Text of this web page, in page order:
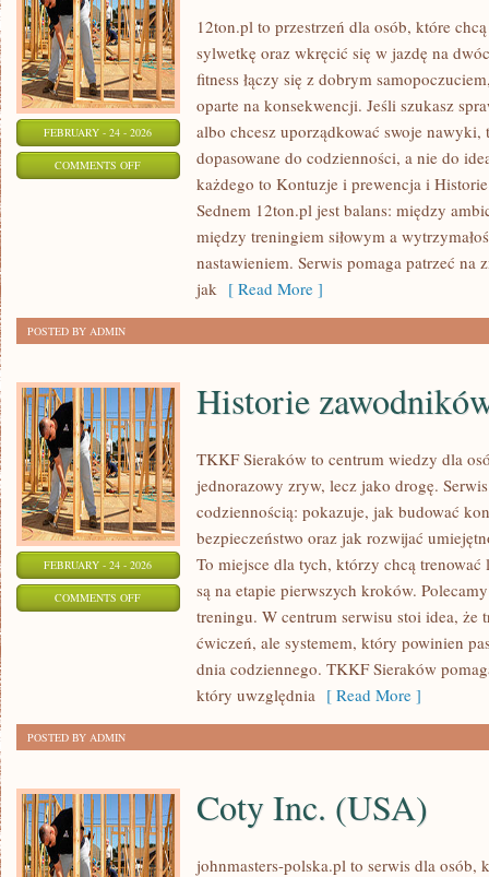
FEBRUARY - 24 - 2026
COMMENTS OFFON
12ton.pl to przestrzeń dla osób, które
sylwetkę oraz wkręcić się w jazdę na
fitness łączy się z dobrym
oparte na konsekwencji. Jeśli szukasz
albo chcesz uporządkować swoje
dopasowane do codzienności, a nie do
każdego to Kontuzje i prewencja i
Sednem 12ton.pl jest balans: między
między treningiem siłowym a
nastawieniem. Serwis pomaga patrzeć na
jak [ Read More ]
POSTED BY ADMIN
FEBRUARY - 24 - 2026
COMMENTS OFFON
ZAWODNIKÓW
TRENERÓW
Historie
TKKF Sieraków to centrum wiedzy dla
jednorazowy zryw, lecz jako drogę.
codziennością: pokazuje, jak budować
bezpieczeństwo oraz jak rozwijać
To miejsce dla tych, którzy chcą
są na etapie pierwszych kroków.
treningu. W centrum serwisu stoi idea,
ćwiczeń, ale systemem, który powinien
dnia codziennego. TKKF Sieraków
który uwzględnia [ Read More ]
POSTED BY ADMIN
Coty Inc. (USA)
johnmasters-polska.pl to serwis dla osób,